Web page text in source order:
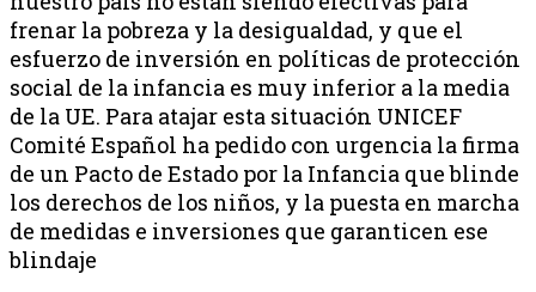
frenar la pobreza y la desigualdad, y que el
esfuerzo de inversión en políticas de protección
social de la infancia es muy inferior a la media
de la UE. Para atajar esta situación UNICEF
Comité Español ha pedido con urgencia la firma
de un Pacto de Estado por la Infancia que blinde
los derechos de los niños, y la puesta en marcha
de medidas e inversiones que garanticen ese
blindaje